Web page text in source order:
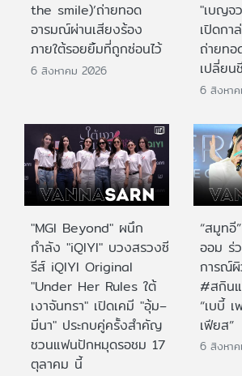
the smile)’ถ่ายทอด
อารมณ์ผ่านเสียงร้อง
ภายใต้รอยยิ้มที่ถูกซ่อนไว้
6 สิงหาคม 2026
"เบญจ
เปิดกา
ถ่ายทอ
เปลี่ย
6 สิงหา
"MGI Beyond" ผนึก
กำลัง "iQIYI" บวงสรวงซี
รีส์ iQIYI Original
"Under Her Rules ใต้
เงาจันทรา" เปิดเคมี "อุ้ม–
มีนา" ประกบคู่ครั้งสำคัญ
ชวนแฟนปักหมุดรอชม 17
ตุลาคม นี้
“สมูท
ออม ร่
การณ์
#สกิน
“เบบี้
เฟียส”
6 สิงหา